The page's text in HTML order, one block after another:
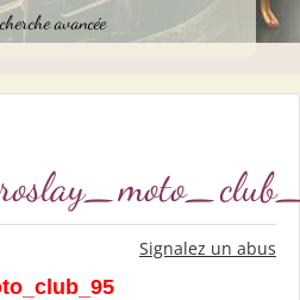
avancée
Signalez un abus